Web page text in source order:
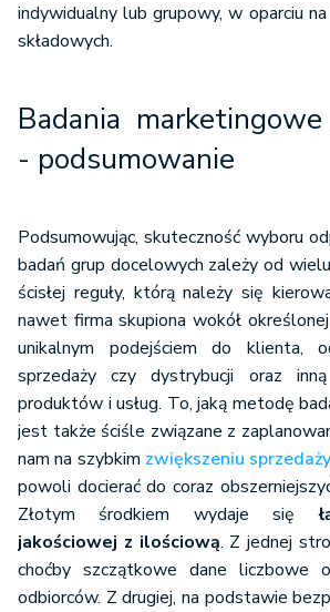
indywidualny lub grupowy, w oparciu
składowych.
Badania
- podsumowanie
Podsumowując, skuteczność wyboru
badań grup docelowych zależy od
ścisłej reguły, którą należy się
nawet firma skupiona wokół
unikalnym podejściem do klienta,
sprzedaży czy dystrybucji oraz
produktów i usług. To, jaką metodę
jest także ściśle związane z
nam na szybkim zwiększeniu
powoli docierać do coraz
Złotym środkiem wydaje się
jakościowej z ilościową. Z jednej
choćby szczątkowe dane liczbowe
odbiorców. Z drugiej, na podstawie